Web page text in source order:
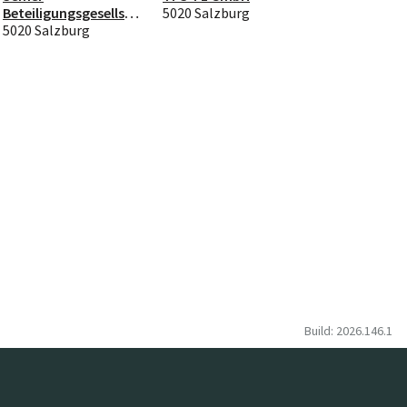
Beteiligungsgesellsch
aft mbH
5020 Salzburg
5020 Salzburg
Build: 2026.146.1